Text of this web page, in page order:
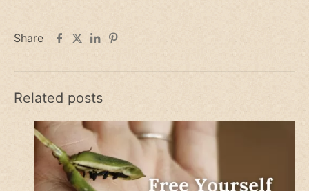
Share
Related posts